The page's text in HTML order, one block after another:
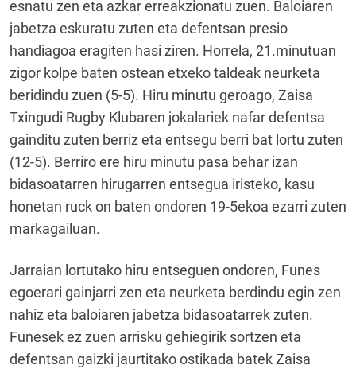
esnatu zen eta azkar erreakzionatu zuen. Baloiaren
jabetza eskuratu zuten eta defentsan presio
handiagoa eragiten hasi ziren. Horrela, 21.minutuan
zigor kolpe baten ostean etxeko taldeak neurketa
beridindu zuen (5-5). Hiru minutu geroago, Zaisa
Txingudi Rugby Klubaren jokalariek nafar defentsa
gainditu zuten berriz eta entsegu berri bat lortu zuten
(12-5). Berriro ere hiru minutu pasa behar izan
bidasoatarren hirugarren entsegua iristeko, kasu
honetan ruck on baten ondoren 19-5ekoa ezarri zuten
markagailuan.
Jarraian lortutako hiru entseguen ondoren, Funes
egoerari gainjarri zen eta neurketa berdindu egin zen
nahiz eta baloiaren jabetza bidasoatarrek zuten.
Funesek ez zuen arrisku gehiegirik sortzen eta
defentsan gaizki jaurtitako ostikada batek Zaisa